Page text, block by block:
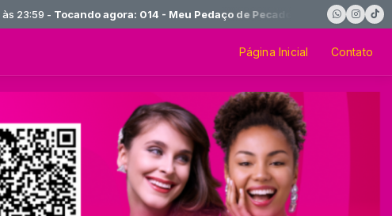
-Tocando agora: 014 - Meu Pedaço de Pecado
Página Inicial Contato